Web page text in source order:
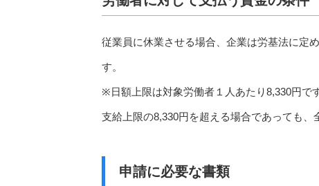
従業員に休業させる場合、企業は労基法に定
す。
※日額上限は対象労働者１人あたり8,330円です
支給上限の8,330円を超える場合であっても、
申請に必要な書類